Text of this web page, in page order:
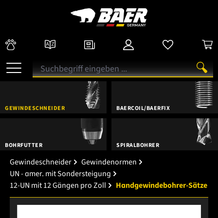
GEWINDESCHNEIDER BAERCOIL/BAERFIX
BOHRFUTTER SPIRALBOHRER
Gewindeschneider
Gewindenormen
UN - amer. mit Sondersteigung
12-UN mit 12 Gängen pro Zoll
Handgewindebohrer-Sätze